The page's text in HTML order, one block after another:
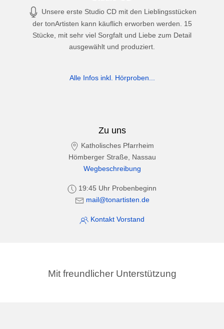
Unsere erste Studio CD mit den Lieblingsstücken
der tonArtisten kann käuflich erworben werden. 15
Stücke, mit sehr viel Sorgfalt und Liebe zum Detail
ausgewählt und produziert.
Alle Infos inkl. Hörproben...
Zu uns
Katholisches Pfarrheim
Hömberger Straße, Nassau
Wegbeschreibung
19:45 Uhr Probenbeginn
mail@tonartisten.de
Kontakt Vorstand
Mit freundlicher Unterstützung